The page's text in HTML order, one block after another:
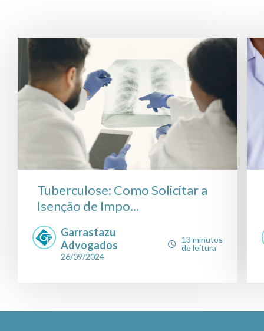
Tuberculose: Como Solicitar a
Isenção de Impo...
Garrastazu
Advogados
26/09/2024
13 minutos
de leitura